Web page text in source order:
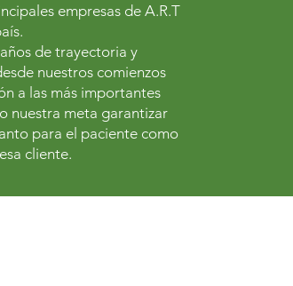
empresas de A.R.T
de trayectoria y
nuestros comienzos
a las más importantes
nuestra meta garantizar
para el paciente como
cliente.